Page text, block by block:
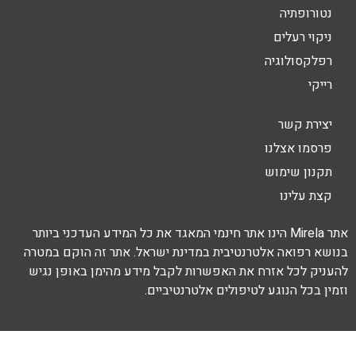
נטורופתיה
ניקוי רעלים
רפלקסולוגיה
רייקי
יצירת קשר
פרסמו אצלנו
תקנון שימוש
קצת עלינו
אתר Mirela הינו אתר חינמי המאגד את כל המידע העדכני ביותר
בנושא רפואה אלטרנטיבית במדינת ישראל. אתר זה הוקם במטרה
להעניק לכל אזרח את האפשרות לקבל מידע מהימן באופן נגיש
וזמין בכל הנוגע לטיפולים אלטרנטיביים.